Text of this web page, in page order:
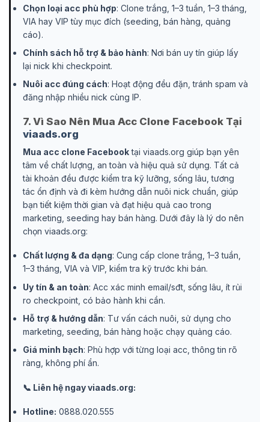
Chọn loại acc phù hợp: Clone trắng, 1–3 tuần, 1–3 tháng,
VIA hay VIP tùy mục đích (seeding, bán hàng, quảng
cáo).
Chính sách hỗ trợ & bảo hành: Nơi bán uy tín giúp lấy
lại nick khi checkpoint.
Nuôi acc đúng cách: Hoạt động đều đặn, tránh spam và
đăng nhập nhiều nick cùng IP.
7. Vì Sao Nên Mua Acc Clone Facebook Tại
viaads.org
Mua acc clone Facebooktại viaads.org giúp bạn yên
tâm về chất lượng, an toàn và hiệu quả sử dụng. Tất cả
tài khoản đều được kiểm tra kỹ lưỡng, sống lâu, tương
tác ổn định và đi kèm hướng dẫn nuôi nick chuẩn, giúp
bạn tiết kiệm thời gian và đạt hiệu quả cao trong
marketing, seeding hay bán hàng. Dưới đây là lý do nên
chọn viaads.org:
Chất lượng & đa dạng: Cung cấp clone trắng, 1–3 tuần,
1–3 tháng, VIA và VIP, kiểm tra kỹ trước khi bán.
Uy tín & an toàn: Acc xác minh email/sđt, sống lâu, ít rủi
ro checkpoint, có bảo hành khi cần.
Hỗ trợ & hướng dẫn: Tư vấn cách nuôi, sử dụng cho
marketing, seeding, bán hàng hoặc chạy quảng cáo.
Giá minh bạch: Phù hợp với từng loại acc, thông tin rõ
ràng, không phí ẩn.
📞 Liên hệ ngay viaads.org:
Hotline: 0888.020.555